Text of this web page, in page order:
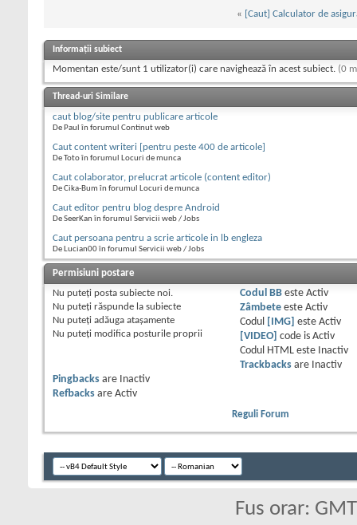
« [Caut] Calculator de
Informații subiect
Momentan este/sunt 1 utilizator(i) care navighează în acest subiect. (0
Thread-uri Similare
caut blog/site pentru publicare articole
De Paul în forumul Continut web
Caut content writeri [pentru peste 400 de articole]
De Toto în forumul Locuri de munca
Caut colaborator, prelucrat articole (content editor)
De Cika-Bum în forumul Locuri de munca
Caut editor pentru blog despre Android
De SeerKan în forumul Servicii web / Jobs
Caut persoana pentru a scrie articole in lb engleza
De Lucian00 în forumul Servicii web / Jobs
Permisiuni postare
Nu puteţi posta subiecte noi.
Nu puteţi răspunde la subiecte
Nu puteţi adăuga ataşamente
Nu puteţi modifica posturile proprii
Codul BBeste Activ
Zâmbeteeste Activ
Codul
[IMG] este Activ
[VIDEO]
code is Activ
Codul HTML este
Inactiv
Trackbacksare
Inactiv
Pingbacks are
Inactiv
Refbacks are Activ
Reguli Forum
Fus orar: